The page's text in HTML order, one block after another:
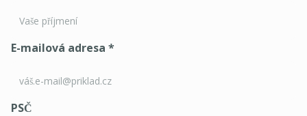
E-mailová adresa *
PSČ